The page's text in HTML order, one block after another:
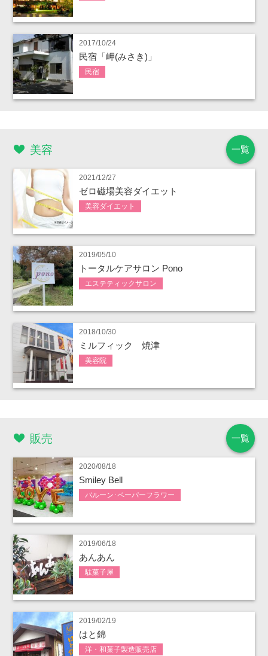
2017/10/24
民宿「岬(みさき)」
民宿
一覧
美容
2021/12/27
ゼロ磁場美容ダイエット
美容ダイエット
2019/05/10
トータルケアサロン Pono
エステティックサロン
2018/10/30
ミルフィック 焼津
美容院
一覧
販売
2020/08/18
Smiley Bell
バルーン･ペーパーフラワー
2019/06/18
あんあん
駄菓子屋
2019/02/19
はと錦
洋・和菓子製造販売店